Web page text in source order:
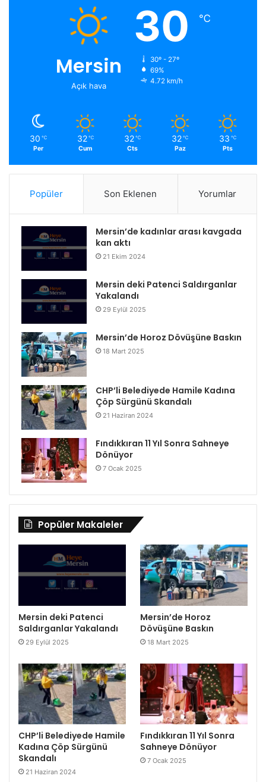
Mersin
Açık hava
30 ℃
30º - 27º
69%
4.72 km/h
30 ℃
Per
32 ℃
Cum
32 ℃
Cts
32 ℃
Paz
33 ℃
Pts
Popüler Son Eklenen Yorumlar
Mersin’de kadınlar arası kavgada
kan aktı
21 Ekim 2024
Mersin deki Patenci Saldırganlar
Yakalandı
29 Eylül 2025
Mersin’de Horoz Dövüşüne Baskın
18 Mart 2025
CHP’li Belediyede Hamile Kadına
Çöp Sürgünü Skandalı
21 Haziran 2024
Fındıkkıran 11 Yıl Sonra Sahneye
Dönüyor
7 Ocak 2025
Popüler Makaleler
Mersin deki Patenci
Saldırganlar Yakalandı
29 Eylül 2025
Mersin’de Horoz
Dövüşüne Baskın
18 Mart 2025
CHP’li Belediyede Hamile
Kadına Çöp Sürgünü
Skandalı
21 Haziran 2024
Fındıkkıran 11 Yıl Sonra
Sahneye Dönüyor
7 Ocak 2025